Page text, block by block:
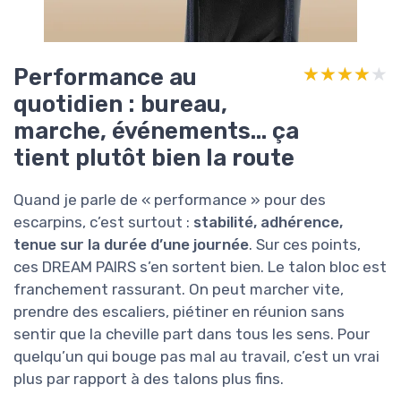
Performance au
quotidien : bureau,
marche, événements… ça
tient plutôt bien la route
★★★★★
★★★★★
Quand je parle de « performance » pour des
escarpins, c’est surtout : stabilité, adhérence,
tenue sur la durée d’une journée. Sur ces points,
ces DREAM PAIRS s’en sortent bien. Le talon bloc est
franchement rassurant. On peut marcher vite,
prendre des escaliers, piétiner en réunion sans
sentir que la cheville part dans tous les sens. Pour
quelqu’un qui bouge pas mal au travail, c’est un vrai
plus par rapport à des talons plus fins.